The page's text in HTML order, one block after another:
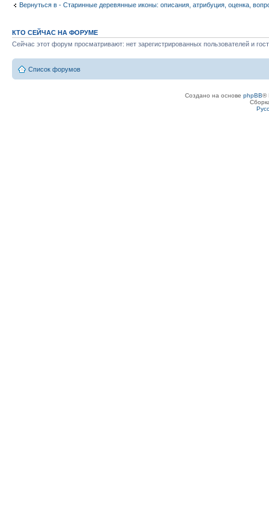
Вернуться в - Старинные деревянные иконы: описания, атрибуция, оценка,
КТО СЕЙЧАС НА ФОРУМЕ
Сейчас этот форум просматривают: нет зарегистрированных пользователей и
Список форумов
Создано на основе phpBB®